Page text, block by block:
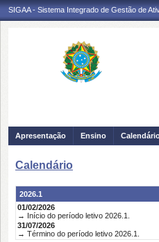
SIGAA - Sistema Integrado de Gestão de
Apresentação Ensino
Calendário
2026.1
01/02/2026
→ Início do período letivo 2026.1.
31/07/2026
→ Término do período letivo 2026.1.